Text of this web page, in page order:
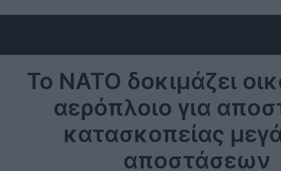
Το NATO δοκιμάζει
αερόπλοιο για
κατασκοπείας
αποστάσεων